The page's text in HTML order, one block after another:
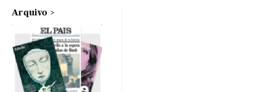
Arquivo